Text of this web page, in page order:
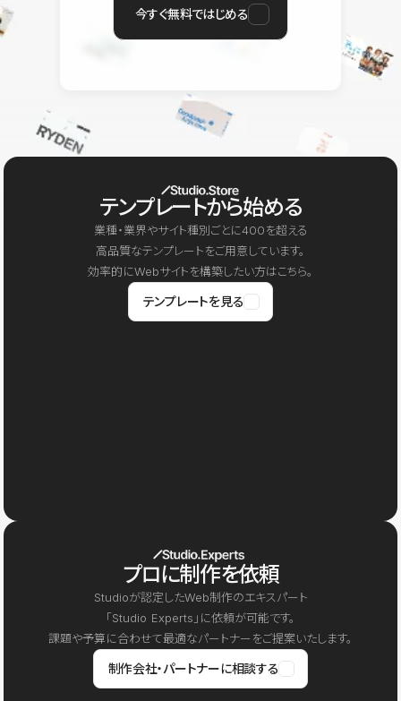
今すぐ無料ではじめる
テンプレートから始める
業種・業界やサイト種別ごとに400を超える
高品質なテンプレートをご用意しています。
効率的にWebサイトを構築したい方はこちら。
テンプレートを見る
プロに制作を依頼
Studioが認定したWeb制作のエキスパート
「Studio Experts」に依頼が可能です。
課題や予算に合わせて最適なパートナーをご提案いたします。
制作会社・パートナーに相談する